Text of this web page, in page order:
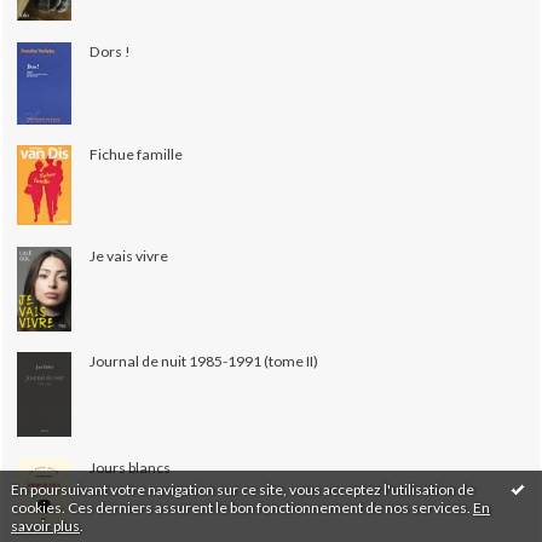
En poursuivant votre navigation sur ce site, vous acceptez l'utilisation de
cookies. Ces derniers assurent le bon fonctionnement de nos services. En
savoir plus
Dors !
Fichue famille
Je vais vivre
Journal de nuit 1985-1991 (tome II)
Jours blancs